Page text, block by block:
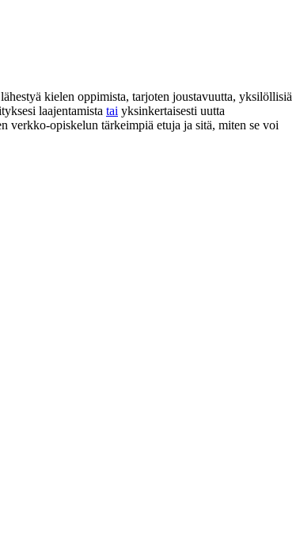
kielen oppimista, tarjoten joustavuutta, yksilöllisiä
laajentamista tai yksinkertaisesti uutta
verkko-opiskelun tärkeimpiä etuja ja sitä, miten se voi